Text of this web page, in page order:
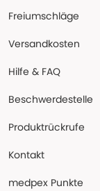
Freiumschläge
Versandkosten
Hilfe & FAQ
Beschwerdestelle
Produktrückrufe
Kontakt
medpex Punkte